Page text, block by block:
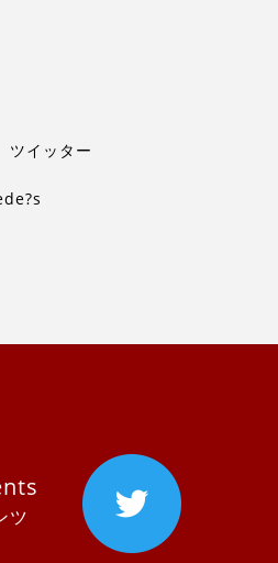
ツイッター
ツ